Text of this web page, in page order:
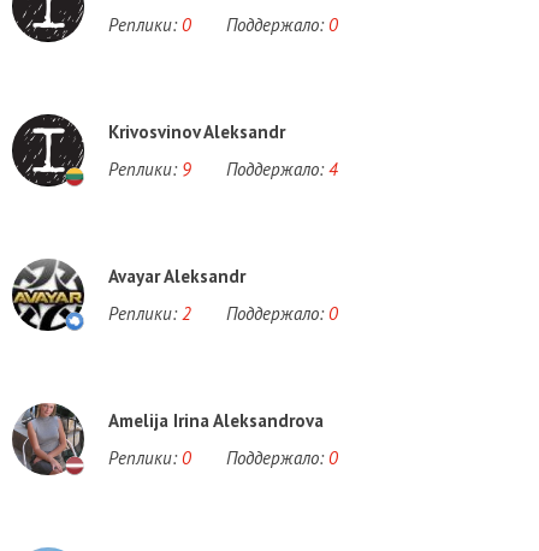
Реплики: 0 Поддержало: 0
Krivosvinov Aleksandr
Реплики: 9 Поддержало: 4
Avayar Aleksandr
Реплики: 2 Поддержало: 0
Amelija Irina Aleksandrova
Реплики: 0 Поддержало: 0